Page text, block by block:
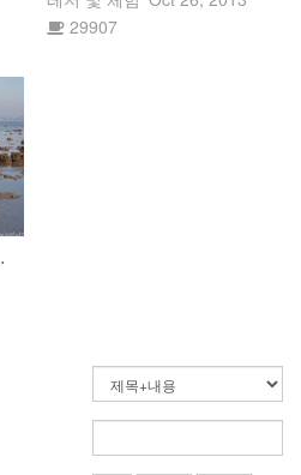
29907
을 잡아보세요~">